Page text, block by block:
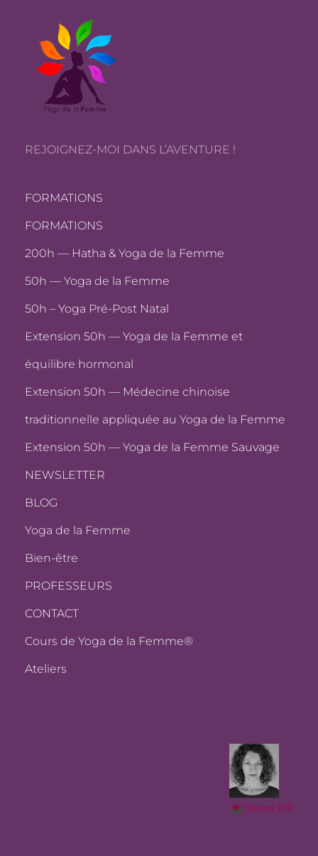
REJOIGNEZ-MOI DANS L’AVENTURE !
FORMATIONS
FORMATIONS
200h — Hatha & Yoga de la Femme
50h — Yoga de la Femme
50h – Yoga Pré-Post Natal
Extension 50h — Yoga de la Femme et
équilibre hormonal
Extension 50h — Médecine chinoise
traditionnelle appliquée au Yoga de la Femme
Extension 50h — Yoga de la Femme Sauvage
NEWSLETTER
BLOG
Yoga de la Femme
Bien-être
PROFESSEURS
CONTACT
Cours de Yoga de la Femme®
Ateliers